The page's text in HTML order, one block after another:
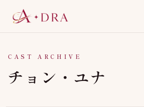
CAST ARCHIVE
チョン・ユナ